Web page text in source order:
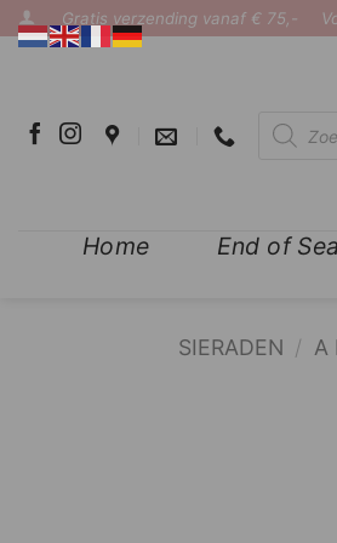
Ga
naar
Gratis verzending vanaf € 75,-
zoeken
Home End of
SIERADEN / A